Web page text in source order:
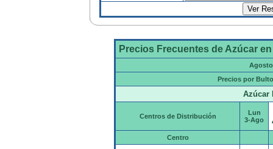
Precios Frecuentes de Azúcar
Agosto
Precios por
Azúcar
Centros de Distribución
Lun
3-Ago
Centro